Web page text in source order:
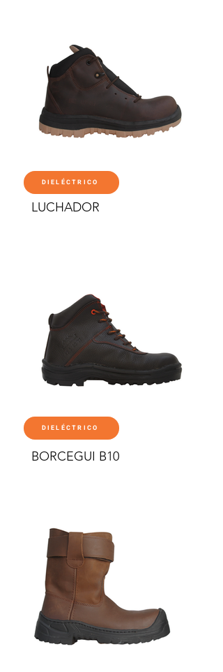
LUCHADOR
BORCEGUI B10
DIELÉCTRICO
DIELÉCTRICO